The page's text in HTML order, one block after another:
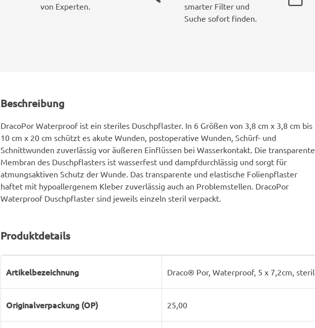
von Experten.
smarter Filter und
Suche sofort finden.
Beschreibung
DracoPor Waterproof ist ein steriles Duschpflaster. In 6 Größen von 3,8 cm x 3,8 cm bis
10 cm x 20 cm schützt es akute Wunden, postoperative Wunden, Schürf- und
Schnittwunden zuverlässig vor äußeren Einflüssen bei Wasserkontakt. Die transparente
Membran des Duschpflasters ist wasserfest und dampfdurchlässig und sorgt für
atmungsaktiven Schutz der Wunde. Das transparente und elastische Folienpflaster
haftet mit hypoallergenem Kleber zuverlässig auch an Problemstellen. DracoPor
Waterproof Duschpflaster sind jeweils einzeln steril verpackt.
Produktdetails
Artikelbezeichnung Draco® Por, Waterproof, 5 x 7,2cm, steril
Originalverpackung (OP) 25,00